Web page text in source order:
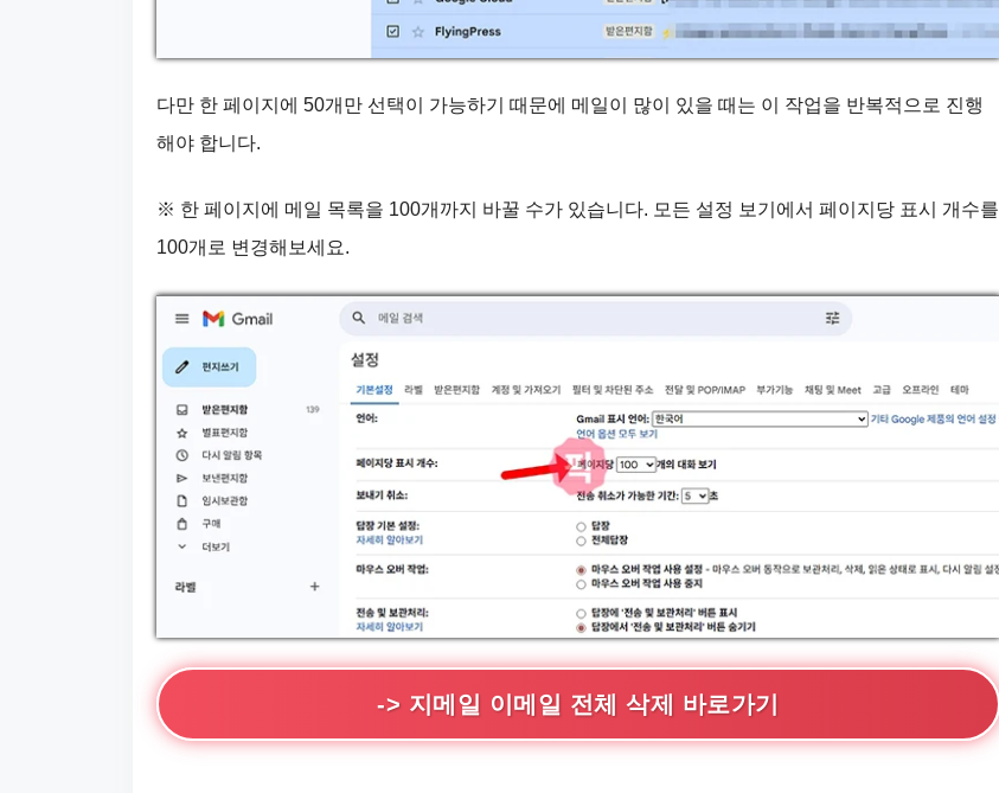
다만 한 페이지에 50개만 선택이 가능하기 때문에 메일이 많이 있을 때는 이 작업을 반복적으로 진행
해야 합니다.
※ 한 페이지에 메일 목록을 100개까지 바꿀 수가 있습니다. 모든 설정 보기에서 페이지당 표시 개수를
100개로 변경해보세요.
-> 지메일 이메일 전체 삭제 바로가기